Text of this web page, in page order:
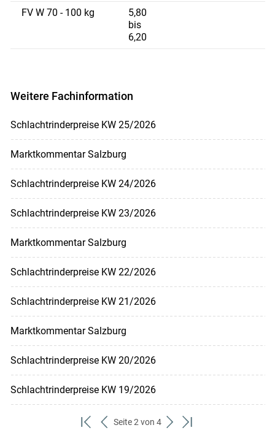
FV W 70 - 100 kg
5,80
bis
6,20
Weitere Fachinformation
Schlachtrinderpreise KW 25/2026
Marktkommentar Salzburg
Schlachtrinderpreise KW 24/2026
Schlachtrinderpreise KW 23/2026
Marktkommentar Salzburg
Schlachtrinderpreise KW 22/2026
Schlachtrinderpreise KW 21/2026
Marktkommentar Salzburg
Schlachtrinderpreise KW 20/2026
Schlachtrinderpreise KW 19/2026
zum
zurück
Seite 2 von 4
weiterzum